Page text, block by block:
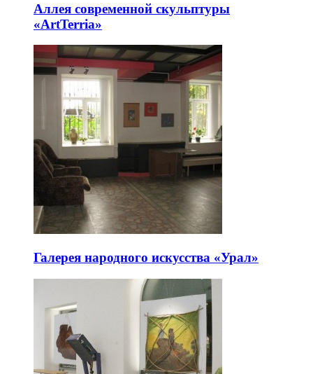
Аллея современной скульптуры
«ArtTerria»
Галерея народного искусства «Урал»